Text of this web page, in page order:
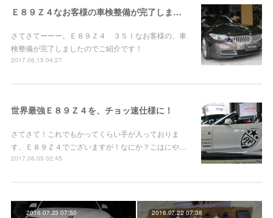
Ｅ８９Ｚ４なお客様の車検整備が完了しました！
さてさてーーー。Ｅ８９Ｚ４ ３５Ｉなお客様の、車
検整備が完了しましたのでご紹介です！
2017.06.15 04:27
世界最強Ｅ８９Ｚ４を、チョッ速仕様に！
さてさて！これでもかってくらい手が入っておりま
す、Ｅ８９Ｚ４でございますが！なにか？こはにや…
2017.06.09 02:45
2016.07.23 07:50 2016.07.22 07:38